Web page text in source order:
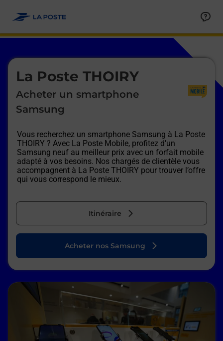
La Poste THOIRY
Acheter un smartphone
Samsung
Vous recherchez un smartphone Samsung à La Poste
THOIRY ? Avec La Poste Mobile, profitez d’un
Samsung neuf au meilleur prix avec un forfait mobile
adapté à vos besoins. Nos chargés de clientèle vous
accompagnent à La Poste THOIRY pour trouver l’offre
qui vous correspond le mieux.
Itinéraire
Le lien s'ouvre dans un nouvel onglet
Acheter nos Samsung